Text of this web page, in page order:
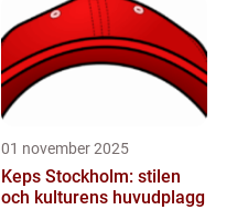
01 november 2025
Keps Stockholm: stilen
och kulturens huvudplagg